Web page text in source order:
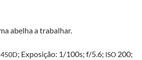
abel­ha a trabalhar.
450D; Exposição: 1/100s; f/5.6; ISO200;